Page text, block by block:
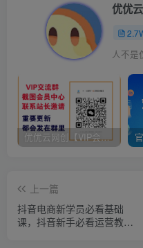
优优
人不是
优优云网创【VIP会员专属交流群】
上一篇
抖音电商新学员必看基础
课，抖音新手必看运营教程